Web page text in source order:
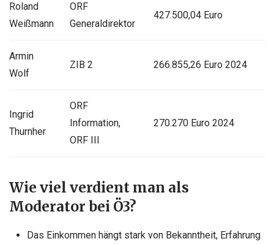
Roland
Weißmann
ORF
Generaldirektor
427.500,04 Euro
Armin
Wolf
ZIB 2 266.855,26 Euro 2024
Ingrid
Thurnher
ORF
Information,
ORF III
270.270 Euro 2024
Wie viel verdient man als
Moderator bei Ö3?
Das Einkommen hängt stark von Bekanntheit, Erfahrung